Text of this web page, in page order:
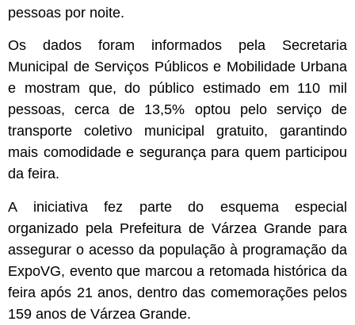
pessoas por noite.
Os dados foram informados pela Secretaria
Municipal de Serviços Públicos e Mobilidade Urbana
e mostram que, do público estimado em 110 mil
pessoas, cerca de 13,5% optou pelo serviço de
transporte coletivo municipal gratuito, garantindo
mais comodidade e segurança para quem participou
da feira.
A iniciativa fez parte do esquema especial
organizado pela Prefeitura de Várzea Grande para
assegurar o acesso da população à programação da
ExpoVG, evento que marcou a retomada histórica da
feira após 21 anos, dentro das comemorações pelos
159 anos de Várzea Grande.